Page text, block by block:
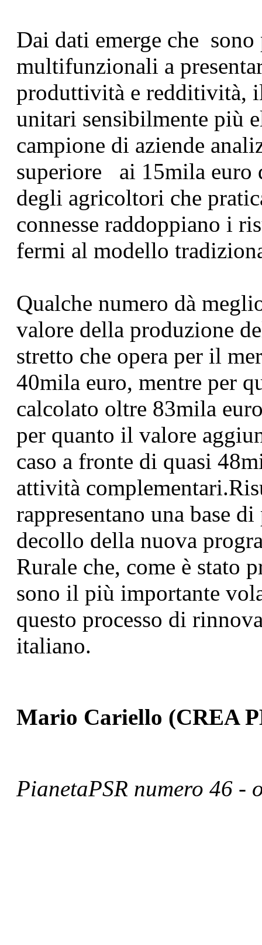
Dai dati emerge che
multifunzionali a
produttività e redditività,
unitari sensibilmente più
campione di aziende
superiore ai 15mila euro
degli agricoltori che
connesse raddoppiano i
fermi al modello
Qualche numero dà
valore della produzione
stretto che opera per il
40mila euro, mentre per
calcolato oltre 83mila
per quanto il valore
caso a fronte di quasi
attività
rappresentano una base
decollo della nuova
Rurale che, come è stato
sono il più importante
questo processo di
italiano.
Mario Cariello (CREA
PianetaPSR numero 46 -